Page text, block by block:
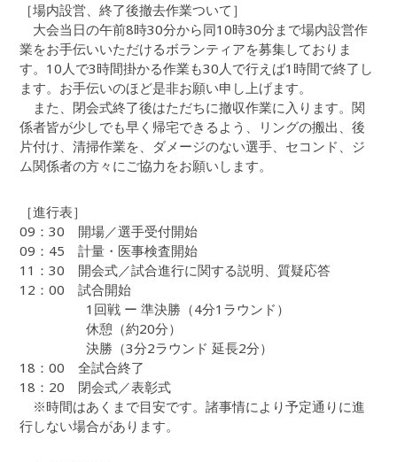
［場内設営、終了後撤去作業ついて］
大会当日の午前8時30分から同10時30分まで場内設営作
業をお手伝いいただけるボランティアを募集しておりま
す。10人で3時間掛かる作業も30人で行えば1時間で終了し
ます。お手伝いのほど是非お願い申し上げます。
また、閉会式終了後はただちに撤収作業に入ります。関
係者皆が少しでも早く帰宅できるよう、リングの搬出、後
片付け、清掃作業を、ダメージのない選手、セコンド、ジ
ム関係者の方々にご協力をお願いします。
［進行表］
09：30 開場／選手受付開始
09：45計量・医事検査開始
11：30 開会式／試合進行に関する説明、質疑応答
12：00試合開始
1回戦 ー 準決勝 （4分1ラウンド）
休憩 （約20分）
決勝 （3分2ラウンド 延長2分）
18：00全試合終了
18：20 閉会式／表彰式
※時間はあくまで目安です。諸事情により予定通りに進
行しない場合があります。